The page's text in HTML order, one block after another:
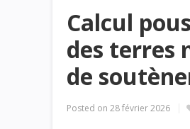
Calcul
des terres
de
Posted on 28 février 2026